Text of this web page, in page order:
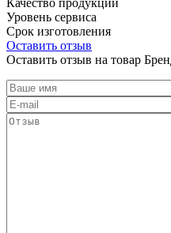
Уровень сервиса
Срок изготовления
Оставить отзыв
Оставить отзыв на товар